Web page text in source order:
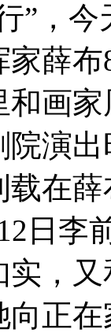
”，
家薛
画
院演
在
日李
实，
向正